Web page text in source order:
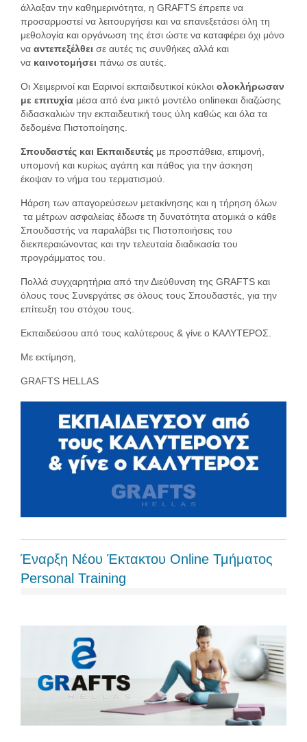
άλλαξαν την καθημερινότητα, η GRAFTS έπρεπε να
προσαρμοστεί να λειτουργήσει και να επανεξετάσει όλη τη
μεθολογία και οργάνωση της έτσι ώστε να καταφέρει όχι μόνο
να αντεπεξέλθει σε αυτές τις συνθήκες αλλά και
να καινοτομήσει πάνω σε αυτές.
Οι Χειμερινοί και Εαρινοί εκπαιδευτικοί κύκλοι ολοκλήρωσαν
με επιτυχία μέσα από ένα μικτό μοντέλο onlineκαι διαζώσης
διδασκαλιών την εκπαιδευτική τους ύλη καθώς και όλα τα
δεδομένα Πιστοποίησης.
Σπουδαστές και Εκπαιδευτές με προσπάθεια, επιμονή,
υπομονή και κυρίως αγάπη και πάθος για την άσκηση
έκοψαν το νήμα του τερματισμού.
Hάρση των απαγορεύσεων μετακίνησης και η τήρηση όλων
τα μέτρων ασφαλείας έδωσε τη δυνατότητα ατομικά ο κάθε
Σπουδαστής να παραλάβει τις Πιστοποιήσεις του
διεκπεραιώνοντας και την τελευταία διαδικασία του
προγράμματος του.
Πολλά συγχαρητήρια από την Διεύθυνση της GRAFTS και
όλους τους Συνεργάτες σε όλους τους Σπουδαστές, για την
επίτευξη του στόχου τους.
Εκπαιδεύσου από τους καλύτερους & γίνε ο ΚΑΛΥΤΕΡΟΣ.
Με εκτίμηση,
GRAFTS HELLAS
Έναρξη Νέου Έκτακτου Online Τμήματος
Personal Training